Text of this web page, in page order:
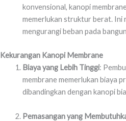
konvensional, kanopi
memerlukan struktur berat. Ini
mengurangi beban pada
Kekurangan Kanopi Membrane
Biaya yang Lebih Tinggi:
membrane memerlukan biaya
dibandingkan dengan kanopi
Pemasangan yang